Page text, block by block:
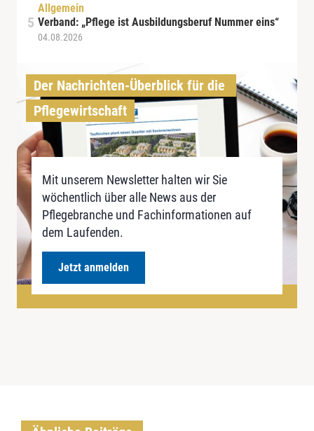
Allgemein
Verband: „Pflege ist Ausbildungsberuf Nummer eins“
04.08.2026
Der Nachrichten-Überblick für die
Pflegewirtschaft
Mit unserem Newsletter halten wir Sie
wöchentlich über alle News aus der
Pflegebranche und Fachinformationen auf
dem Laufenden.
Jetzt anmelden